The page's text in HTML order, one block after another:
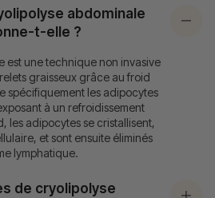
abdominale
t-elle ?
est une technique non invasive
graisseux grâce au froid
spécifiquement les adipocytes
à un refroidissement
les adipocytes se cristallisent,
et sont ensuite éliminés
lymphatique.
de cryolipolyse